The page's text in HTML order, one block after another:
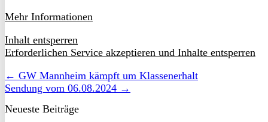
Mehr Informationen
Inhalt entsperren
Erforderlichen Service akzeptieren und Inhalte entsperren
← GW Mannheim kämpft um Klassenerhalt
Sendung vom 06.08.2024 →
Neueste Beiträge